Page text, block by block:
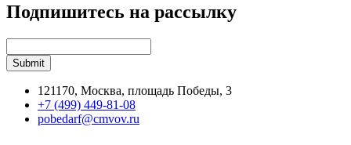
Подпишитесь на рассылку
121170, Москва, площадь Победы, 3
+7 (499) 449-81-08
pobedarf@cmvov.ru